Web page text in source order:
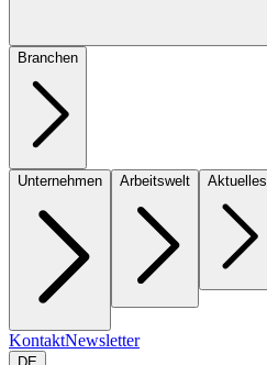
Branchen
Unternehmen Arbeitswelt Aktuelles
KontaktNewsletter